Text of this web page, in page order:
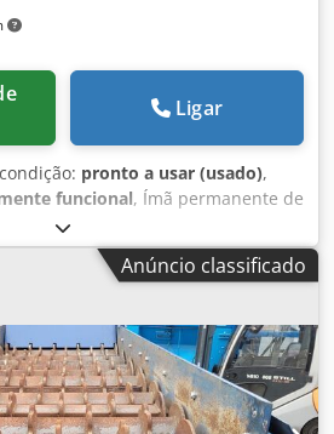
2,13 m · Capacidade máxima 60
Ligar
pronto a usar (usado),
funcional, Ímã permanente de
incluindo estrutura, velocidade da
1,7 m/s, potência do motor: 4
velocidades, totalmente novo),
largura da correia: 1000 mm,
200-250 mm (máximo 300
aproximadamente 3000 kg.
Anúncio classificado